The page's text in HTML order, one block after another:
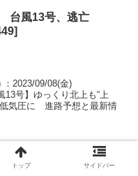
台風13号、逃亡
2023/09/08(金)
号】ゆっくり北上も“上
気圧に 進路予想と最新情
実家で「金をく
れるとガラスを割り
トップ サイドバー